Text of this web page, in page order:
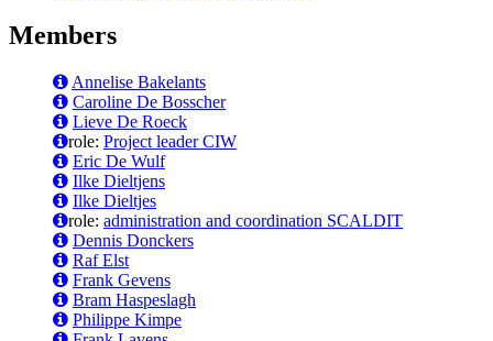
Members
Annelise Bakelants
Caroline De Bosscher
Lieve De Roeck
role: Project leader CIW
Eric De Wulf
Ilke Dieltjens
Ilke Dieltjes
role: administration and coordination SCALDIT
Dennis Donckers
Raf Elst
Frank Gevens
Bram Haspeslagh
Philippe Kimpe